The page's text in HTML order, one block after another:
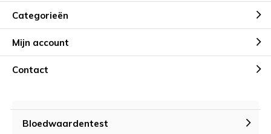
Categorieën
Mijn account
Contact
Bloedwaardentest